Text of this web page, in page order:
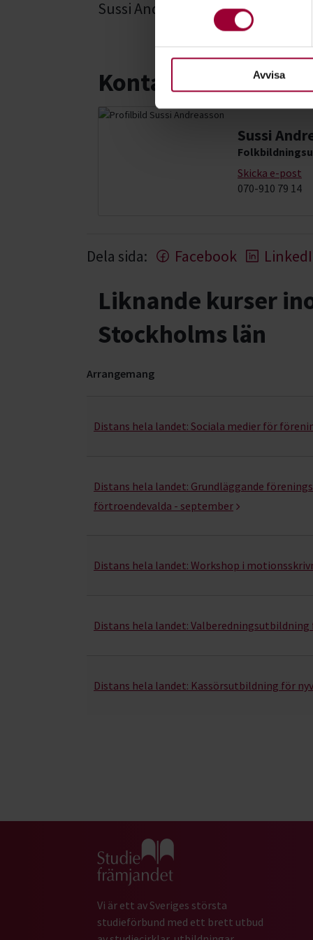
eller dra tillbaka ditt
För att du ska få en så bra
Avvisa
Sussi Andreasson
Kontakt
Sussi
Skicka e-post
070-910 79 14
Dela sida: Facebook
Liknande kurser
Stockholms län
Arrangemang
Distans hela landet: Sociala medier för
Distans hela landet: Grundläggande
förtroendevalda - september
Distans hela landet: Workshop i
Distans hela landet: Valberedningsutbildning
Distans hela landet: Kassörsutbildning för
Gå till studiefrämjandets startsida
Vi är ett av Sveriges största
studieförbund med ett brett utbud